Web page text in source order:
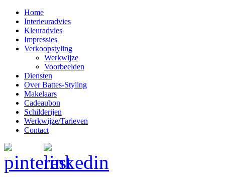
Home
Interieuradvies
Kleuradvies
Impressies
Verkoopstyling
Werkwijze
Voorbeelden
Diensten
Over Battes-Styling
Makelaars
Cadeaubon
Schilderijen
Werkwijze/Tarieven
Contact